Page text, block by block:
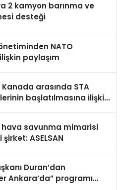
2 kamyon barınma ve
desteği
NATO
paylaşım
arasında STA
başlatılmasına ilişkin
hava savunma mimarisi
ASELSAN
Duran’dan
Ankara’da” programı